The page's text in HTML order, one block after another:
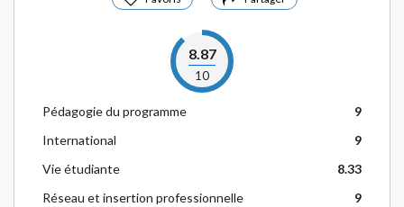
8.87
10
Pédagogie du programme
9
International
9
Vie étudiante
8.33
Réseau et insertion professionnelle
9